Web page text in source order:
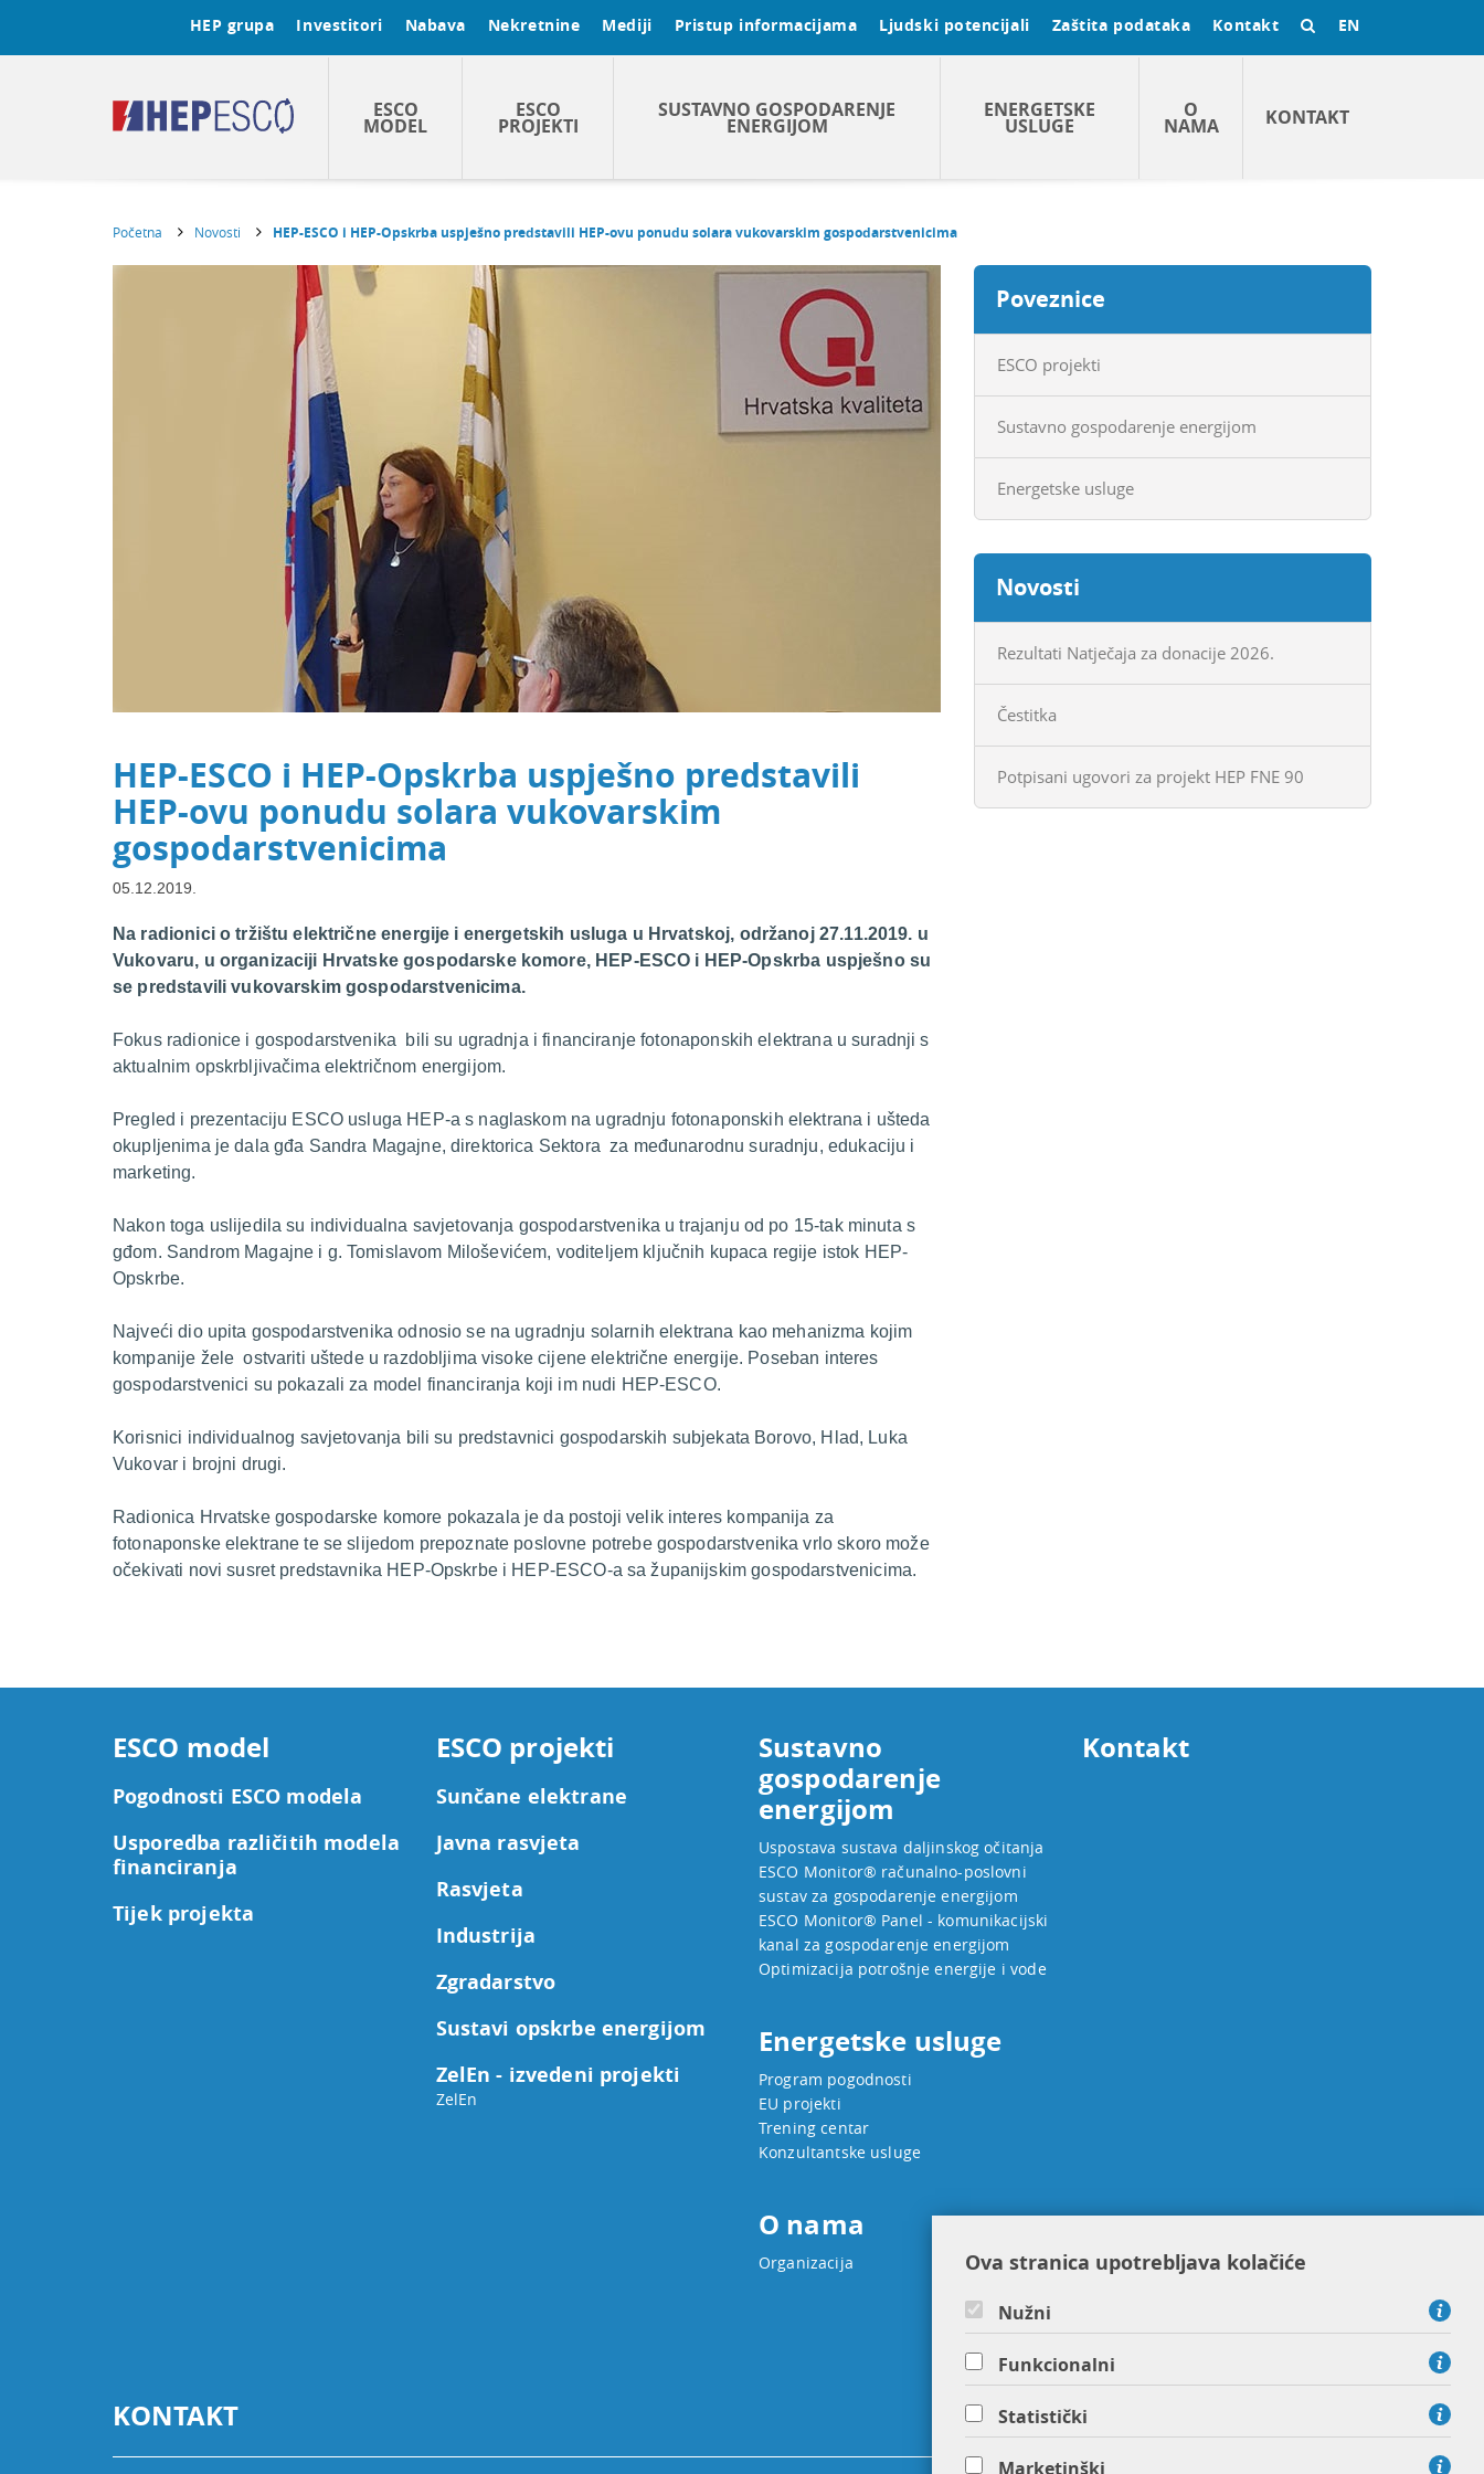
HEP grupa Investitori Nabava Nekretnine Mediji Pristup informacijama Ljudski potencijali Zaštita podataka Kontakt EN
ESCO
MODEL
ESCO
PROJEKTI
SUSTAVNO GOSPODARENJE
ENERGIJOM
ENERGETSKE
USLUGE
O
NAMA KONTAKT
Početna Novosti HEP-ESCO i HEP-Opskrba uspješno predstavili HEP-ovu ponudu solara vukovarskim gospodarstvenicima
HEP-ESCO i HEP-Opskrba uspješno predstavili
HEP-ovu ponudu solara vukovarskim
gospodarstvenicima
05.12.2019.
Na radionici o tržištu električne energije i energetskih usluga u Hrvatskoj, održanoj 27.11.2019. u
Vukovaru, u organizaciji Hrvatske gospodarske komore, HEP-ESCO i HEP-Opskrba uspješno su
se predstavili vukovarskim gospodarstvenicima.
Fokus radionice i gospodarstvenika bili su ugradnja i financiranje fotonaponskih elektrana u suradnji s
aktualnim opskrbljivačima električnom energijom.
Pregled i prezentaciju ESCO usluga HEP-a s naglaskom na ugradnju fotonaponskih elektrana i ušteda
okupljenima je dala gđa Sandra Magajne, direktorica Sektora za međunarodnu suradnju, edukaciju i
marketing.
Nakon toga uslijedila su individualna savjetovanja gospodarstvenika u trajanju od po 15-tak minuta s
gđom. Sandrom Magajne i g. Tomislavom Miloševićem, voditeljem ključnih kupaca regije istok HEP-
Opskrbe.
Najveći dio upita gospodarstvenika odnosio se na ugradnju solarnih elektrana kao mehanizma kojim
kompanije žele ostvariti uštede u razdobljima visoke cijene električne energije. Poseban interes
gospodarstvenici su pokazali za model financiranja koji im nudi HEP-ESCO.
Korisnici individualnog savjetovanja bili su predstavnici gospodarskih subjekata Borovo, Hlad, Luka
Vukovar i brojni drugi.
Radionica Hrvatske gospodarske komore pokazala je da postoji velik interes kompanija za
fotonaponske elektrane te se slijedom prepoznate poslovne potrebe gospodarstvenika vrlo skoro može
očekivati novi susret predstavnika HEP-Opskrbe i HEP-ESCO-a sa županijskim gospodarstvenicima.
Poveznice
ESCO projekti
Sustavno gospodarenje energijom
Energetske usluge
Novosti
Rezultati Natječaja za donacije 2026.
Čestitka
Potpisani ugovori za projekt HEP FNE 90
ESCO model
Pogodnosti ESCO modela
Usporedba različitih modela
financiranja
Tijek projekta
ESCO projekti
Sunčane elektrane
Javna rasvjeta
Rasvjeta
Industrija
Zgradarstvo
Sustavi opskrbe energijom
ZelEn - izvedeni projekti
ZelEn
Sustavno
gospodarenje
energijom
Uspostava sustava daljinskog očitanja
ESCO Monitor® računalno-poslovni
sustav za gospodarenje energijom
ESCO Monitor® Panel - komunikacijski
kanal za gospodarenje energijom
Optimizacija potrošnje energije i vode
Energetske usluge
Program pogodnosti
EU projekti
Trening centar
Konzultantske usluge
O nama
Organizacija
Kontakt
KONTAKT
Ova stranica upotrebljava kolačiće
Nužni
Funkcionalni
Statistički
Marketinški